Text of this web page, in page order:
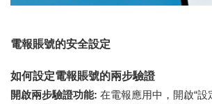
電報賬號的安全設定
如何設定電報賬號的兩步驗證
開啟兩步驗證功能: 在電報應用中，開啟“設